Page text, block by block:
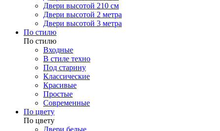
Двери высотой 210 см
Двери высотой 2 метра
Двери высотой 3 метра
По стилю
По стилю
Входные
В стиле техно
Под старину
Классические
Красивые
Простые
Современные
По цвету
По цвету